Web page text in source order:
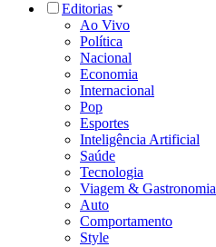
Editorias
Ao Vivo
Política
Nacional
Economia
Internacional
Pop
Esportes
Inteligência Artificial
Saúde
Tecnologia
Viagem & Gastronomia
Auto
Comportamento
Style